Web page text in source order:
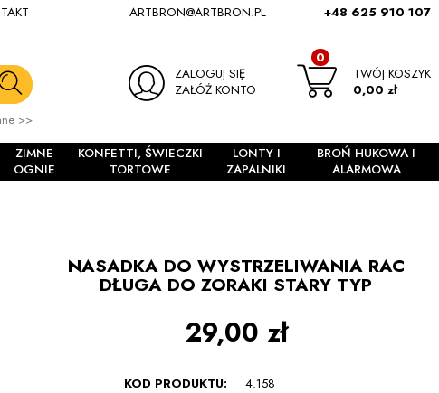
ARTBRON@ARTBRON.PL +48 625 910 107
>>
ZALOGUJ SIĘ
ZAŁÓŻ KONTO
TWÓJ KOSZYK
0
0,00 zł
ZIMNE
OGNIE
KONFETTI, ŚWIECZKI
TORTOWE
LONTY I
ZAPALNIKI
BROŃ HUKOWA I
ALARMOWA
NASADKA DO WYSTRZELIWANIA RAC
DŁUGA DO ZORAKI STARY TYP
29,00 zł
KOD PRODUKTU:
4.158